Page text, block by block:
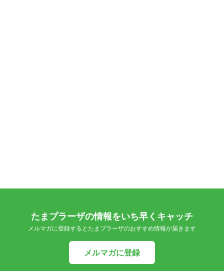
たまプラーザの情報をいち早くキャッチ
メルマガに登録するとたまプラーザのおすすめ情報が届きます
メルマガに登録